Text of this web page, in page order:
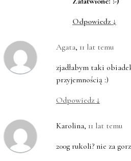
Odpowiedz ↓
Agata, 11 lat temu
zjadłabym taki
przyjemnością :)
Odpowiedz ↓
Karolina, 11 lat temu
200g rukoli? nie za